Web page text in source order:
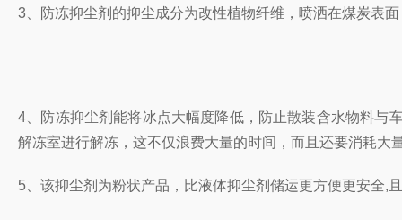
3、防冻抑尘剂的抑尘成分为改性植物纤维，喷洒在煤炭表
4、防冻抑尘剂能将冰点大幅度降低，防止散装含水物料与
解冻室进行解冻，这不仅浪费大量的时间，而且还要消耗
5、该抑尘剂为粉状产品，比液体抑尘剂储运更方便更安全,